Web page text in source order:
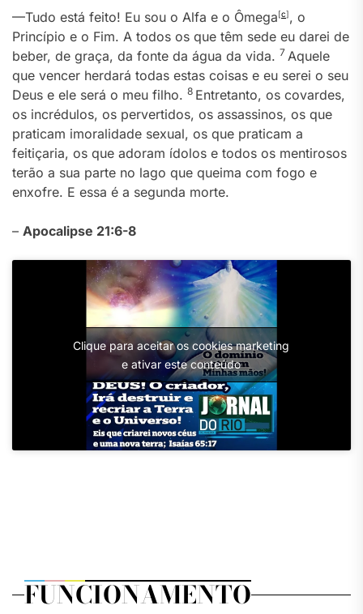
—Tudo está feito! Eu sou o Alfa e o Ômega[c], o
Princípio e o Fim. A todos os que têm sede eu darei de
beber, de graça, da fonte da água da vida. 7 Aquele
que vencer herdará todas estas coisas e eu serei o seu
Deus e ele será o meu filho. 8 Entretanto, os covardes,
os incrédulos, os pervertidos, os assassinos, os que
praticam imoralidade sexual, os que praticam a
feitiçaria, os que adoram ídolos e todos os mentirosos
terão a sua parte no lago que queima com fogo e
enxofre. E essa é a segunda morte.
– Apocalipse 21:6-8
Clique para aceitar os cookies marketing
e ativar este conteúdo
FUNCIONAMENTO